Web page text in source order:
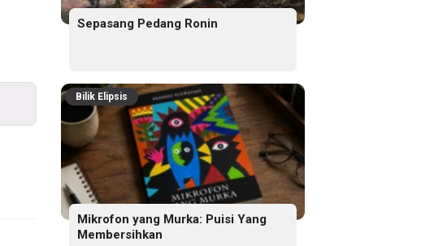
Sepasang Pedang Ronin
Bilik Elipsis
Mikrofon yang Murka: Puisi Yang
Membersihkan